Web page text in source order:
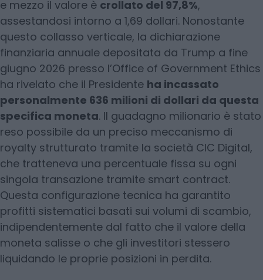
e mezzo il valore è crollato del 97,8%,
assestandosi intorno a 1,69 dollari. Nonostante
questo collasso verticale, la dichiarazione
finanziaria annuale depositata da Trump a fine
giugno 2026 presso l’Office of Government Ethics
ha rivelato che il Presidente ha incassato
personalmente 636 milioni di dollari da questa
specifica moneta. Il guadagno milionario è stato
reso possibile da un preciso meccanismo di
royalty strutturato tramite la società CIC Digital,
che tratteneva una percentuale fissa su ogni
singola transazione tramite smart contract.
Questa configurazione tecnica ha garantito
profitti sistematici basati sui volumi di scambio,
indipendentemente dal fatto che il valore della
moneta salisse o che gli investitori stessero
liquidando le proprie posizioni in perdita.